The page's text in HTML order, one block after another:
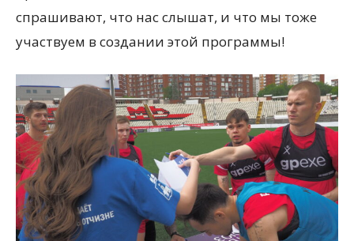
спрашивают, что нас слышат, и что мы тоже
участвуем в создании этой программы!